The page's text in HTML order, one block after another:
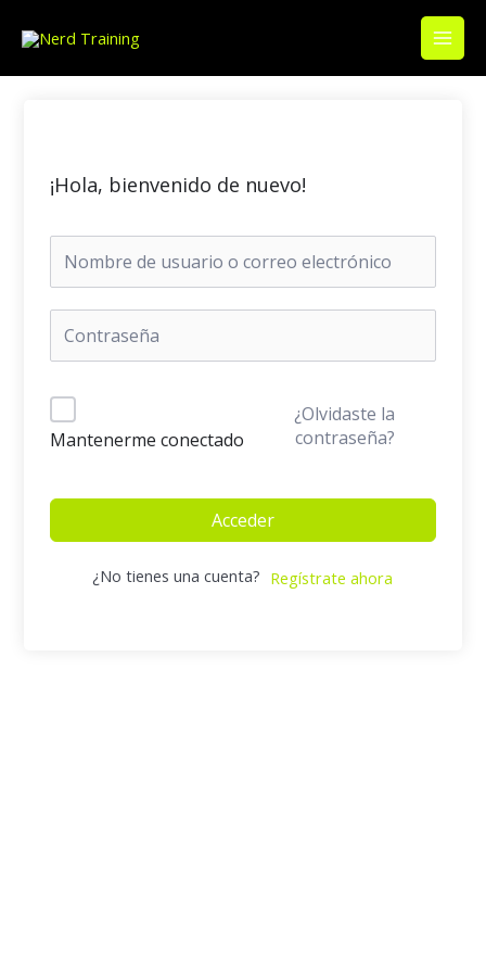
contenido
Main
¡Hola, bienvenido de nuevo!
Mantenerme conectado
¿Olvidaste la
contraseña?
Acceder
¿No tienes una cuenta? Regístrate ahora